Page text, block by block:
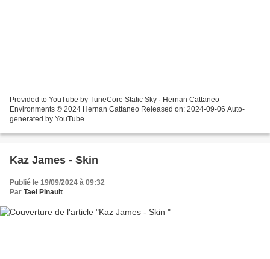
Provided to YouTube by TuneCore Static Sky · Hernan Cattaneo
Environments ℗ 2024 Hernan Cattaneo Released on: 2024-09-06 Auto-
generated by YouTube.
Kaz James - Skin
Publié le 19/09/2024 à 09:32
Par Tael Pinault